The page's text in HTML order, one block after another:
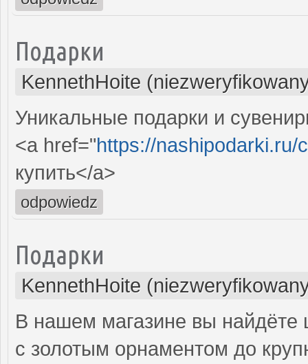
Подарки
KennethHoite
Уникальные подарки и
<a href="https://nashipodarki.ru/
купить</a>
odpowiedz
Подарки
KennethHoite
В нашем магазине вы найдёте
с золотым орнаментом до